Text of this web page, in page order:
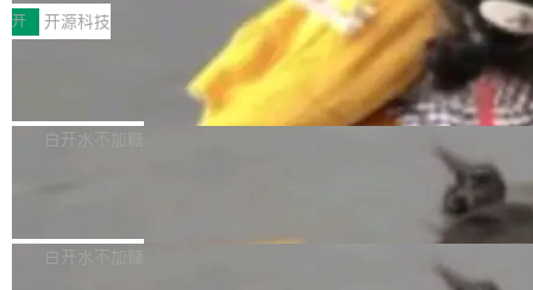
括 epoll（围绕 kqueue 实现）、POSIX 消息队
列、...
营、到IAA游戏的“买变一体”正循环、再到联运与
广告协同的全链路经营闭环，以及面向全球市场
的出海增长布局。 华为终端云业务商业化销售负
责人在开场致辞中表示，游戏开发者的核心诉求
已不再是“多一个投放渠道”，而是一套能够持续
高质量游戏...
列主板阵容迎来新成员——B850 AORUS ELITE
X3D。作为面向主流高性能平台打造的全新主板
产品，B850 AORUS ELITE X3D延续技嘉在X3
D平台优化上的技术积累，旨在为游戏玩家带来
更稳定、更高效的装机选择。 B850 AORUS ELI
式2.0，可根据不同使用场景释放处理器潜力，
开 开源科技
Zadig v5.0 发布：AI 发布专员与 AI 审
我们团队这几天最大的卡点不是 AI 写得不够
好，是 AI 写得太好了。 好到审查排期从两天的
过 1528 名开发者，85% 说 AI 把瓶颈从写代码
白开水不加糖
数据库，有一个图形后端。作为一个原生的 Gra
白开水不加糖